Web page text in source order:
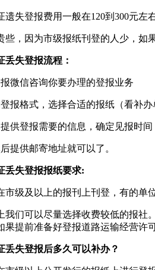
遗失登报费用一般在120到300元
些，因为市级报纸刊登的人少，如
丢失登报流程：
微信咨询你要办理的登报业务
报格式，选择合适的报纸（看补办
供登报需要的信息，确定见报时间
提供邮寄地址就可以了。
丢失登报报纸要求:
市级及以上的报刊上刊登，有的单
我们可以尽量选择收费较低的报社
果提前准备好登报道路运输经营许
丢失登报后多久可以补办？